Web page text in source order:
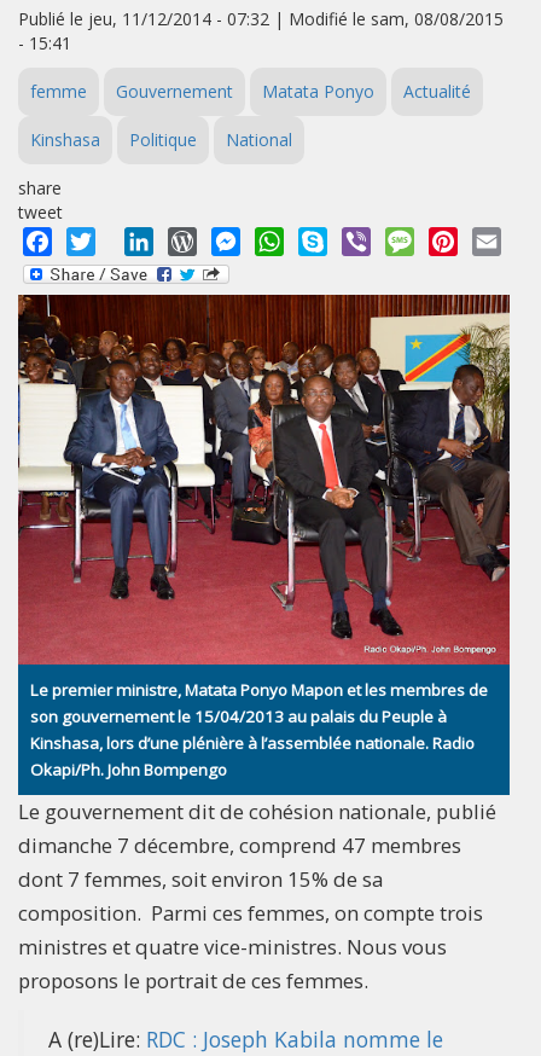
Publié le jeu, 11/12/2014 - 07:32 | Modifié le sam, 08/08/2015
- 15:41
femme Gouvernement Matata Ponyo Actualité
Kinshasa Politique National
share
tweet
Facebook
Twitter LinkedInWordPressMessengerWhatsApp
Skype Viber MessagePinterest
Le premier ministre, Matata Ponyo Mapon et les membres de
son gouvernement le 15/04/2013 au palais du Peuple à
Kinshasa, lors d’une plénière à l’assemblée nationale. Radio
Okapi/Ph. John Bompengo
Le gouvernement dit de cohésion nationale, publié
dimanche 7 décembre, comprend 47 membres
dont 7 femmes, soit environ 15% de sa
composition. Parmi ces femmes, on compte trois
ministres et quatre vice-ministres. Nous vous
proposons le portrait de ces femmes.
A (re)Lire: RDC : Joseph Kabila nomme le